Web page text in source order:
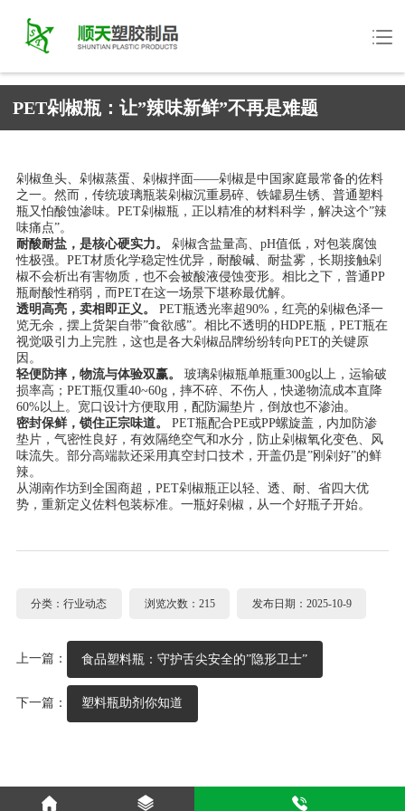
PET剁椒瓶：让”辣味新鲜”不再是难题
剁椒鱼头、剁椒蒸蛋、剁椒拌面——剁椒是中国家庭最常备的佐料
之一。然而，传统玻璃瓶装剁椒沉重易碎、铁罐易生锈、普通塑料
瓶又怕酸蚀渗味。PET剁椒瓶，正以精准的材料科学，解决这个”辣
味痛点”。
耐酸耐盐，是核心硬实力。
剁椒含盐量高、pH值低，对包装腐蚀
性极强。PET材质化学稳定性优异，耐酸碱、耐盐雾，长期接触剁
椒不会析出有害物质，也不会被酸液侵蚀变形。相比之下，普通PP
瓶耐酸性稍弱，而PET在这一场景下堪称最优解。
透明高亮，卖相即正义。
PET瓶透光率超90%，红亮的剁椒色泽一
览无余，摆上货架自带”食欲感”。相比不透明的HDPE瓶，PET瓶在
视觉吸引力上完胜，这也是各大剁椒品牌纷纷转向PET的关键原
因。
轻便防摔，物流与体验双赢。
玻璃剁椒瓶单瓶重300g以上，运输破
损率高；PET瓶仅重40~60g，摔不碎、不伤人，快递物流成本直降
60%以上。宽口设计方便取用，配防漏垫片，倒放也不渗油。
密封保鲜，锁住正宗味道。
PET瓶配合PE或PP螺旋盖，内加防渗
垫片，气密性良好，有效隔绝空气和水分，防止剁椒氧化变色、风
味流失。部分高端款还采用真空封口技术，开盖仍是”刚剁好”的鲜
辣。
从湖南作坊到全国商超，PET剁椒瓶正以轻、透、耐、省四大优
势，重新定义佐料包装标准。一瓶好剁椒，从一个好瓶子开始。
分类：行业动态 浏览次数：215 发布日期：2025-10-9
上一篇： 食品塑料瓶：守护舌尖安全的”隐形卫士”
下一篇： 塑料瓶助剂你知道